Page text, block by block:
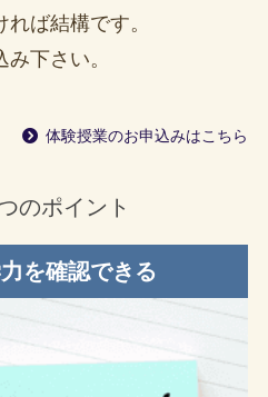
ば結構です。
下さい。
体験授業のお申込みはこちら
のポイント
を確認できる